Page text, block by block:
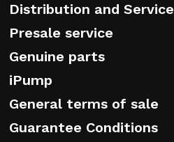
Distribution and Service
Presale service
Genuine parts
iPump
General terms of sale
Guarantee Conditions